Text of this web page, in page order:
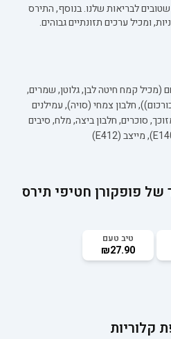
שטובים לבריאות שלנו. בנוסף, התירס
ומכיל ערכים תזונתיים גבוהים.
פירורי לחם (מכיל קמח חיטה לבן, גלוטן, שמרים,
חלבון צמחי (סויה), עמילנים
סוכרים, חלבון ביצה, מלח, סיבים
של פופקורן חטיפי תירס
טיב טעם
₪27.90
קלוריות